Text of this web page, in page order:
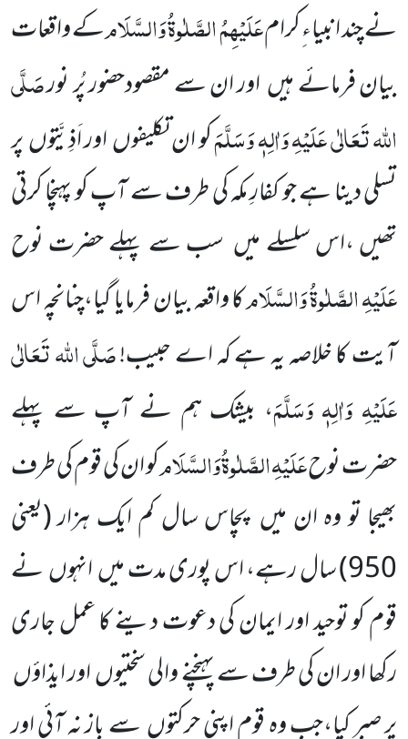
نے چند انبیاء ِکرامعَلَیْہِمُ الصَّلٰوۃُ وَالسَّلَامکے واقعات
بیان فرمائے ہیں اور ان سے مقصودحضور پُر نورصَلَّی
اللہ تَعَالٰی عَلَیْہِ وَاٰلِہٖ وَسَلَّمَکو ان تکلیفوں اور اَذِیَّتوں پر
تسلی دینا ہے جو کفارِ مکہ کی طرف سے آپ کو پہنچا کرتی
تھیں ،اس سلسلے میں سب سے پہلے حضرت نوح
عَلَیْہِالصَّلٰوۃُوَالسَّلَامکا واقعہ بیان فرمایا گیا،چنانچہ اس
آیت کا خلاصہ یہ ہے کہ اے حبیب!صَلَّی اللہ تَعَالٰی
عَلَیْہِ وَاٰلِہٖ وَسَلَّمَ، بیشک ہم نے آپ سے پہلے
حضرت نوحعَلَیْہِالصَّلٰوۃُوَالسَّلَامکو ان کی قوم کی طرف
بھیجا تو وہ ان میں پچاس سال کم ایک ہزار (یعنی
950) سال رہے، اس پوری مدت میں انہوں نے
قوم کو توحید اور ایمان کی دعوت دینے کا عمل جاری
رکھا اور ان کی طرف سے پہنچنے والی سختیوں اور ایذاؤں
پر صبر کیا،جب وہ قوم اپنی حرکتوں سے باز نہ آئی اور